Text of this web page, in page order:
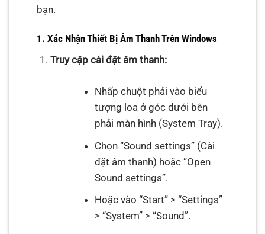
bạn.
1. Xác Nhận Thiết Bị Âm Thanh Trên Windows
Truy cập cài đặt âm thanh:
Nhấp chuột phải vào biểu
tượng loa ở góc dưới bên
phải màn hình (System Tray).
Chọn “Sound settings” (Cài
đặt âm thanh) hoặc “Open
Sound settings”.
Hoặc vào “Start” > “Settings”
> “System” > “Sound”.